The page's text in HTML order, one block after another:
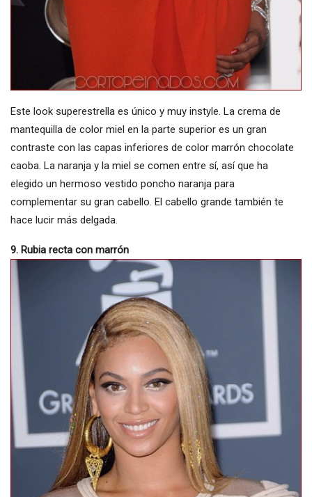
Este look superestrella es único y muy instyle. La crema de
mantequilla de color miel en la parte superior es un gran
contraste con las capas inferiores de color marrón chocolate
caoba. La naranja y la miel se comen entre sí, así que ha
elegido un hermoso vestido poncho naranja para
complementar su gran cabello. El cabello grande también te
hace lucir más delgada.
9. Rubia recta con marrón